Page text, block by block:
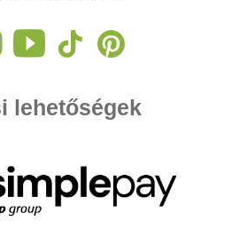
lehetőségek